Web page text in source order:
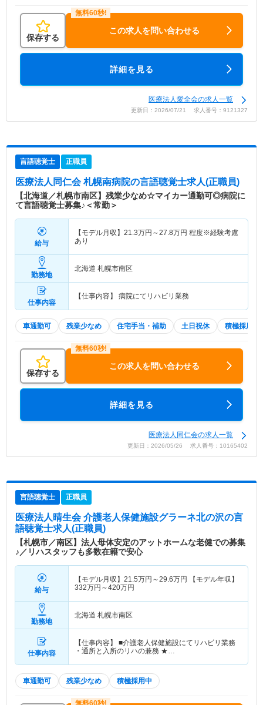
保存する
この求人を問い合わせる
詳細を見る
医療法人愛全会の求人一覧
更新日：2026/07/21 求人番号：9121327
言語聴覚士 正職員
医療法人同仁会 札幌南病院の言語聴覚士求人(正職員)
【北海道／札幌市南区】残業少なめ☆マイカー通勤可◎病院に
て言語聴覚士募集♪＜常勤＞
給与
【モデル月収】 21.3万円～27.8万円 程度※経験考慮
あり
勤務地
北海道 札幌市南区
仕事内容
【仕事内容】 病院にてリハビリ業務
車通勤可 残業少なめ 住宅手当・補助 土日祝休 積極採用中
保存する
この求人を問い合わせる
詳細を見る
医療法人同仁会の求人一覧
更新日：2026/05/26 求人番号：10165402
言語聴覚士 正職員
医療法人晴生会 介護老人保健施設グラーネ北の沢の言
語聴覚士求人(正職員)
【札幌市／南区】法人母体安定のアットホームな老健での募集
♪／リハスタッフも多数在籍で安心
給与
【モデル月収】 21.5万円～29.6万円
【モデル年収】
332万円～420万円
勤務地
北海道 札幌市南区
仕事内容
【仕事内容】 ■介護老人保健施設にてリハビリ業務
・通所と入所のリハの兼務 ★…
車通勤可 残業少なめ 積極採用中